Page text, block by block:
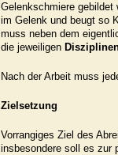
Gelenkschmiere gebildet
im Gelenk und beugt so
muss neben dem
die jeweiligen
Nach der Arbeit muss
Zielsetzung
Vorrangiges Ziel des
insbesondere soll es zur